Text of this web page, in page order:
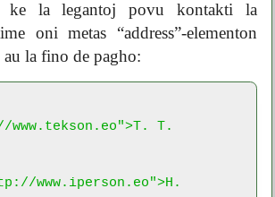
ke la legantoj povu kontakti la
oni metas “address”-elementon
la fino de pagho:
T.
www.iperson.eo">H.